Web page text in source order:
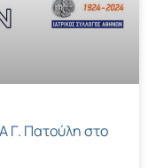
Γ. Πατούλη στο